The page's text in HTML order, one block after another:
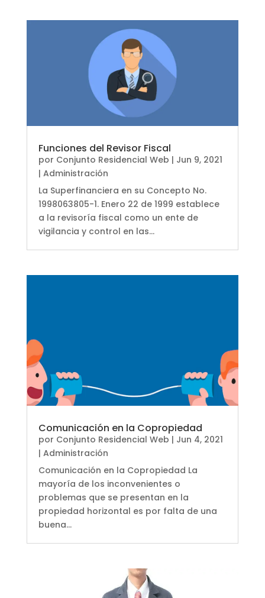
Funciones del Revisor Fiscal
por Conjunto Residencial Web | Jun 9, 2021
| Administración
La Superfinanciera en su Concepto No.
1998063805-1. Enero 22 de 1999 establece
a la revisoría fiscal como un ente de
vigilancia y control en las...
Comunicación en la Copropiedad
por Conjunto Residencial Web | Jun 4, 2021
| Administración
Comunicación en la Copropiedad La
mayoría de los inconvenientes o
problemas que se presentan en la
propiedad horizontal es por falta de una
buena...